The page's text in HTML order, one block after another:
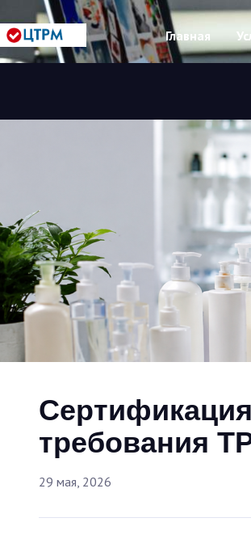
Главная
требования
29 мая, 2026